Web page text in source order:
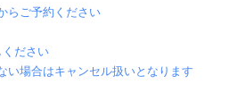
らご予約ください
ださい
い場合はキャンセル扱いとなります